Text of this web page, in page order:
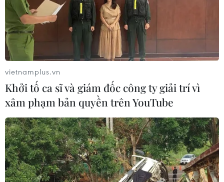
của Nga hoàn tất chuyến bay thử
nghiệm
04/08/2026 01:25
Bí mật sau những chung cư không
niên hạn ở Pháp
04/08/2026 01:03
Ukraine tiếp tục dội UAV vào
kho hàng của nền tảng bán lẻ lớn tại
Nga
03/08/2026 15:02
vietnamplus.vn
Khởi tố ca sĩ và giám đốc công ty giải trí vì
xâm phạm bản quyền trên YouTube